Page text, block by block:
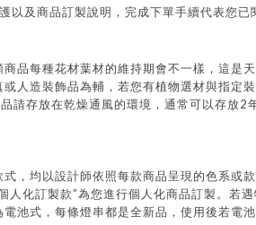
以及商品訂製說明，完成下單手續代表您已
品每種花材葉材的維持期會不一樣，這
人造裝飾品為輔，若您有植物選材與指定
請存放在乾燥通風的環境，通常可以存放2
，均以設計師依照每款商品呈現的色系或
人化訂製款”為您進行個人化商品訂製。若
電池式，每條燈串都是全新品，使用後若電